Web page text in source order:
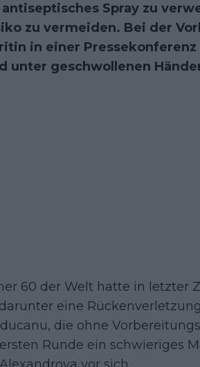
Spray zu
zu vermeiden. Bei der
in einer
unter geschwollenen
60 der Welt hatte in letzter
eine
die ohne
Runde ein schwieriges